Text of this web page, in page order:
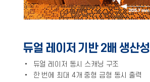
듀얼 레이저 기반 2배 생산성
• 듀얼 레이저 동시 스캐닝 구조
• 한 번에 최대 4개 중형 금형 동시 출력